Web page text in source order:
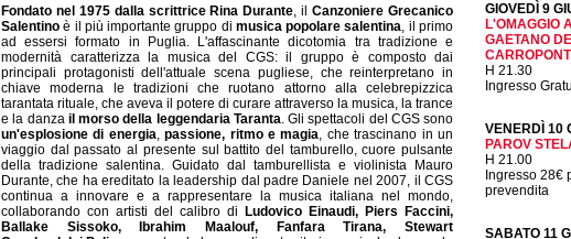
Fondato nel 1975 dalla scrittrice Rina Durante, ilCanzoniere Grecanico
Salentino è il più importante gruppo di musica popolare salentina, il primo
ad essersi formato in Puglia. L'affascinante dicotomia tra tradizione e
modernità caratterizza la musica del CGS: il gruppo è composto dai
principali protagonisti dell'attuale scena pugliese, che reinterpretano in
chiave moderna le tradizioni che ruotano attorno alla celebrepizzica
tarantata rituale, che aveva il potere di curare attraverso la musica, la trance
e la danza il morso della leggendaria Taranta. Gli spettacoli del CGS sono
un'esplosione di energia,passione, ritmo e magia, che trascinano in un
viaggio dal passato al presente sul battito del tamburello, cuore pulsante
della tradizione salentina. Guidato dal tamburellista e violinista Mauro
Durante, che ha ereditato la leadership dal padre Daniele nel 2007, il CGS
continua a innovare e a rappresentare la musica italiana nel mondo,
collaborando con artisti del calibro di
Ludovico Einaudi, Piers Faccini,
Ballake Sissoko, Ibrahim Maalouf, Fanfara Tirana, Stewart
GIOVEDÌ 9
L'OMAGGIO
GAETANO
H 21.30
Ingresso
VENERDÌ 10
PAROV
H 21.00
Ingresso 28€
prevendita
SABATO 11